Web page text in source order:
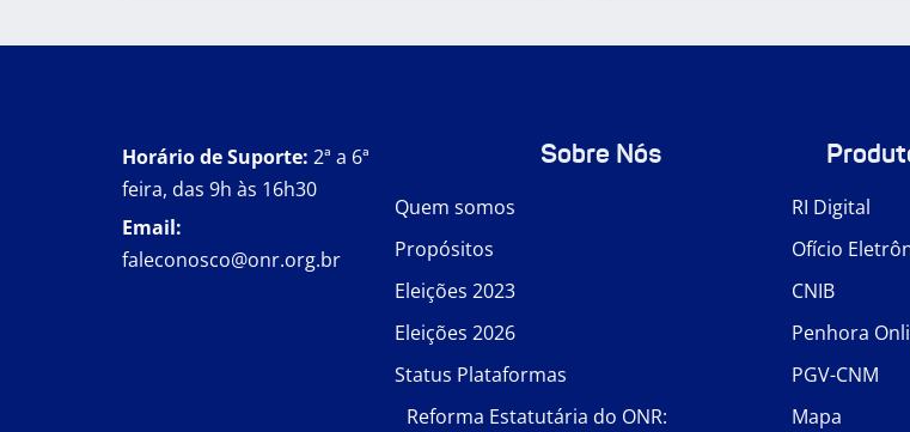
Horário de Suporte: 2ª a 6ª
feira, das 9h às 16h30
Email:
faleconosco@onr.org.br
Sobre Nós
Quem somos
Propósitos
Eleições 2023
Eleições 2026
Status Plataformas
Reforma Estatutária do ONR:
RI Digital
Ofício
CNIB
Penhora
PGV-CNM
Mapa